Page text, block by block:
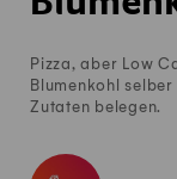
Pizza, aber Low
Blumenkohl
Zutaten belegen.